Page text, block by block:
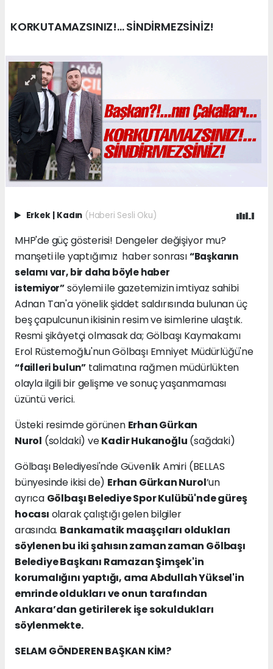
KORKUTAMAZSINIZ!... SİNDİRMEZSİNİZ!
Erkek | Kadın (Haberi Sesli Oku)
MHP'de güç gösterisi! Dengeler değişiyor mu?
manşeti ile yaptığımız haber sonrası“Başkanın
selamı var, bir daha böyle haber
istemiyor”söylemi ile gazetemizin imtiyaz sahibi
Adnan Tan'a yönelik şiddet saldırısında bulunan üç
beş çapulcunun ikisinin resim ve isimlerine ulaştık.
Resmi şikâyetçi olmasak da; Gölbaşı Kaymakamı
Erol Rüstemoğlu'nun Gölbaşı Emniyet Müdürlüğü'ne
“failleri bulun”talimatına rağmen müdürlükten
olayla ilgili bir gelişme ve sonuç yaşanmaması
üzüntü verici.
Üsteki resimde görünen Erhan Gürkan
Nurol (soldaki) veKadir Hukanoğlu (sağdaki)
Gölbaşı Belediyesi'nde Güvenlik Amiri (BELLAS
bünyesinde ikisi de) Erhan Gürkan Nurol’un
ayrıca Gölbaşı Belediye Spor Kulübü'nde güreş
hocası olarak çalıştığı gelen bilgiler
arasında. Bankamatik maaşçıları oldukları
söylenen bu iki şahısın zaman zaman Gölbaşı
Belediye Başkanı Ramazan Şimşek'in
korumalığını yaptığı, ama Abdullah Yüksel'in
emrinde oldukları ve onun tarafından
Ankara’dan getirilerek işe sokuldukları
söylenmekte.
SELAM GÖNDEREN BAŞKAN KİM?